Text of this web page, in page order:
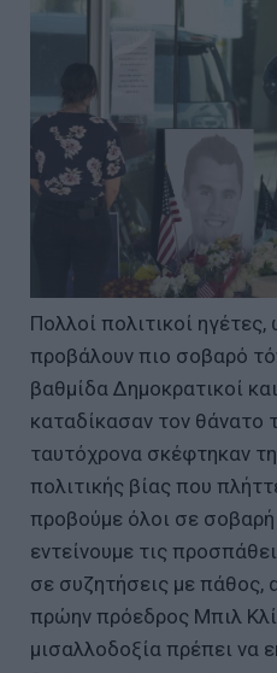
Πολλοί πολιτικοί
προβάλουν πιο σοβαρό
βαθμίδα Δημοκρατικοί
καταδίκασαν τον θάνατο
ταυτόχρονα σκέφτηκαν
πολιτικής βίας που
προβούμε όλοι σε
εντείνουμε τις
σε συζητήσεις με πάθος,
πρώην πρόεδρος Μπιλ
μισαλλοδοξία πρέπει να